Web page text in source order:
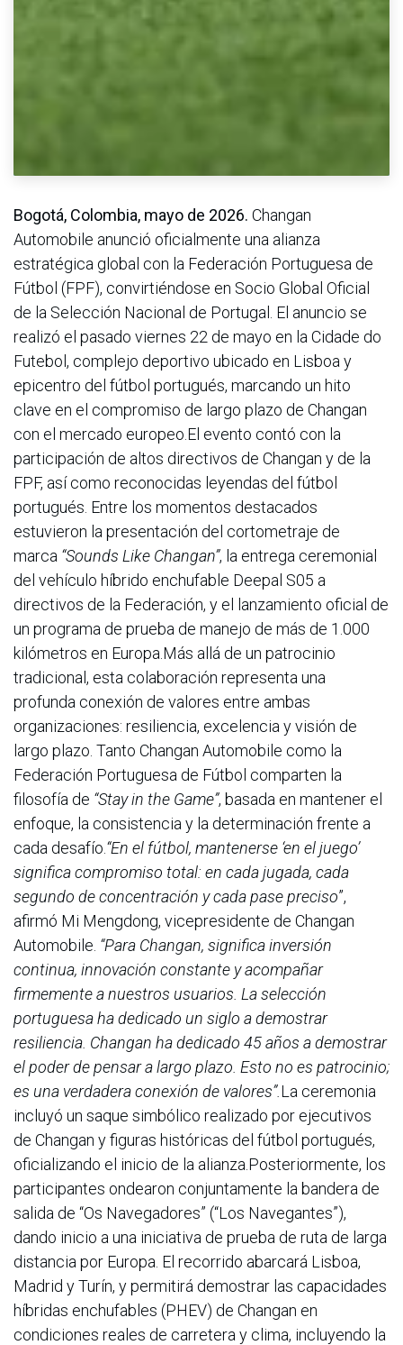
Bogotá, Colombia, mayo de 2026. Changan
Automobile anunció oficialmente una alianza
estratégica global con la Federación Portuguesa de
Fútbol (FPF), convirtiéndose en Socio Global Oficial
de la Selección Nacional de Portugal. El anuncio se
realizó el pasado viernes 22 de mayo en la Cidade do
Futebol, complejo deportivo ubicado en Lisboa y
epicentro del fútbol portugués, marcando un hito
clave en el compromiso de largo plazo de Changan
con el mercado europeo.El evento contó con la
participación de altos directivos de Changan y de la
FPF, así como reconocidas leyendas del fútbol
portugués. Entre los momentos destacados
estuvieron la presentación del cortometraje de
marca “Sounds Like Changan”, la entrega ceremonial
del vehículo híbrido enchufable Deepal S05 a
directivos de la Federación, y el lanzamiento oficial de
un programa de prueba de manejo de más de 1.000
kilómetros en Europa.Más allá de un patrocinio
tradicional, esta colaboración representa una
profunda conexión de valores entre ambas
organizaciones: resiliencia, excelencia y visión de
largo plazo. Tanto Changan Automobile como la
Federación Portuguesa de Fútbol comparten la
filosofía de “Stay in the Game”, basada en mantener el
enfoque, la consistencia y la determinación frente a
cada desafío. “En el fútbol, mantenerse ‘en el juego’
significa compromiso total: en cada jugada, cada
segundo de concentración y cada pase preciso”,
afirmó Mi Mengdong, vicepresidente de Changan
Automobile. “Para Changan, significa inversión
continua, innovación constante y acompañar
firmemente a nuestros usuarios. La selección
portuguesa ha dedicado un siglo a demostrar
resiliencia. Changan ha dedicado 45 años a demostrar
el poder de pensar a largo plazo. Esto no es patrocinio;
es una verdadera conexión de valores”.La ceremonia
incluyó un saque simbólico realizado por ejecutivos
de Changan y figuras históricas del fútbol portugués,
oficializando el inicio de la alianza.Posteriormente, los
participantes ondearon conjuntamente la bandera de
salida de “Os Navegadores” (“Los Navegantes”),
dando inicio a una iniciativa de prueba de ruta de larga
distancia por Europa. El recorrido abarcará Lisboa,
Madrid y Turín, y permitirá demostrar las capacidades
híbridas enchufables (PHEV) de Changan en
condiciones reales de carretera y clima, incluyendo la